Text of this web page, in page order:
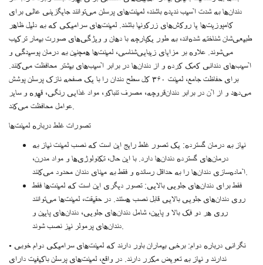
دندان‌ها به شدت آسیب ندیده باشند، لمینت‌های پرسلن می‌توانند جایگزینی عالی برای
کامپوزیت‌ها یا روکش‌های زرکونیا باشند. لمینت‌های سرامیکی که به دلیل ظاهر
طبیعی‌شان شناخته شده‌اند، به طور یکپارچه با دهان و ویژگی‌های صورت بیمار ترکیب
می‌شوند. علاوه بر مزایای زیبایی‌شناسی، لمینت‌ها همچنین به درمان پوسیدگی و
آسیب‌های دندانی کمک کرده و از دندان‌ها در برابر آسیب‌های بیشتر محافظت می‌کنند.
برای حفاظت جامع، لمینت ۳۶۰ کل سطح دندان را با یک صفحه نازک پرسلن پوشش
می‌دهد و از آن در برابر دندان‌قروچه، مصرف تنباکو، مواد غذایی رنگی، قهوه و سایر
عوامل محافظت می‌کند.
تصورات غلط درباره لمینت‌ها
نیاز به درمان گسترده: یک تصور غلط رایج این است که نصب لمینت نیاز به
درمان‌های گسترده دندان‌ها دارد. با این حال، تکنولوژی‌ها و مواد مدرن،
آماده‌سازی دندان‌ها را به حداقل رسانده و فقط به مینای دندان محدود می‌کنند.
فقط برای دندان‌های جلویی بالایی: تصور دیگری این است که لمینت‌ها فقط
روی دندان‌های جلویی بالایی قابل نصب هستند. در حقیقت، لمینت‌ها می‌توانند
روی هر دو فک بالا و پایین، شامل دندان‌های جلویی، دندان‌های پایین و
دندان‌های پرمولر نیز نصب شوند.
• نگرانی درباره دوام: برخی بیماران باور دارند که لمینت‌های سرامیکی دوام خوبی
ندارند و نیاز به تعویض مکرر دارند. در واقع، لمینت‌های پرسلن باکیفیت دارای